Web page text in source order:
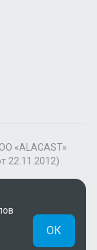
«ALACAST»
22.11.2012).
ОК